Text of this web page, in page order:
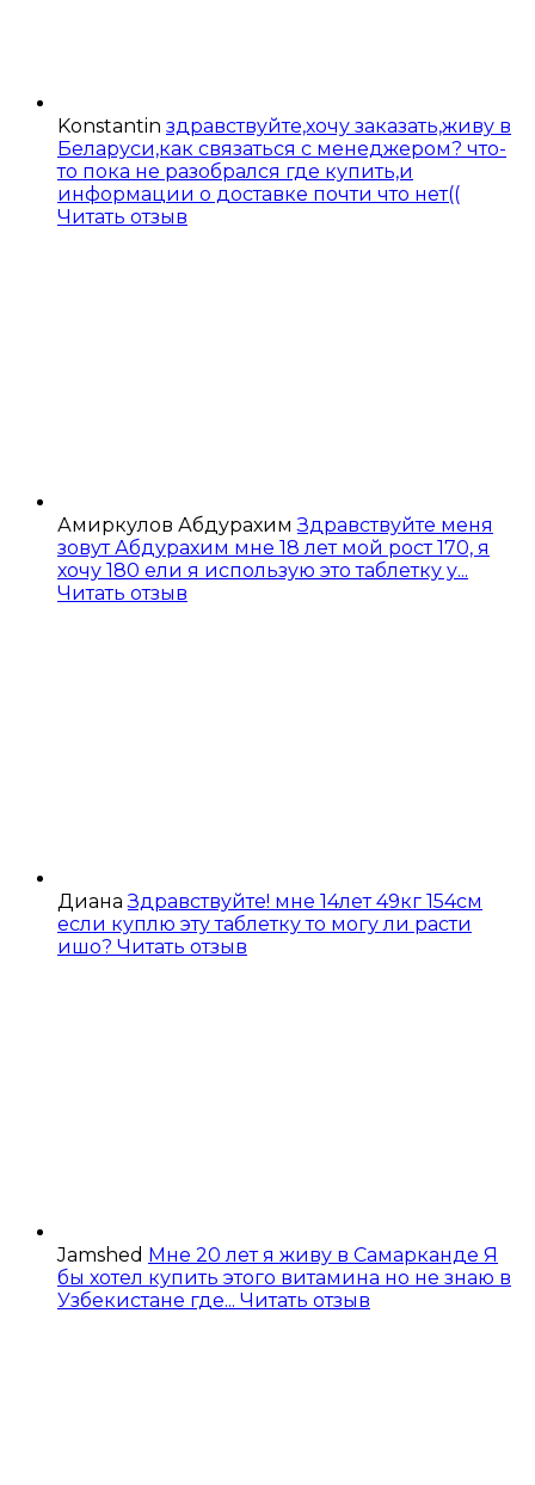
Konstantin здравствуйте,хочу заказать,живу в
Беларуси,как связаться с менеджером? что-
то пока не разобрался где купить,и
информации о доставке почти что нет((
Читать отзыв
Амиркулов Абдурахим Здравствуйте меня
зовут Абдурахим мне 18 лет мой рост 170, я
хочу 180 ели я использую это таблетку у...
Читать отзыв
Диана Здравствуйте! мне 14лет 49кг 154см
если куплю эту таблетку то могу ли расти
ишо? Читать отзыв
Jamshed Мне 20 лет я живу в Самарканде Я
бы хотел купить этого витамина но не знаю в
Узбекистане где... Читать отзыв